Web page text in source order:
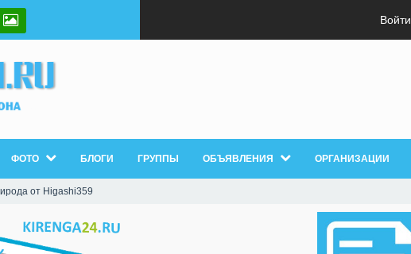
Войти
ФОТО БЛОГИ ГРУППЫ ОБЪЯВЛЕНИЯ ОРГАНИЗАЦИИ
от Higashi359